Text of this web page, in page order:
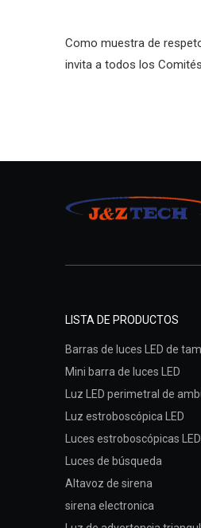
Como muestra de
invita a todos los
LISTA DE PRODUCTOS
Barras de luces LED de
Mini barra de luces LED
Luz LED perimetral de
Luz estroboscópica LED
Luces estroboscópicas
Luces de búsqueda
Altavoz de sirena
sirena electronica